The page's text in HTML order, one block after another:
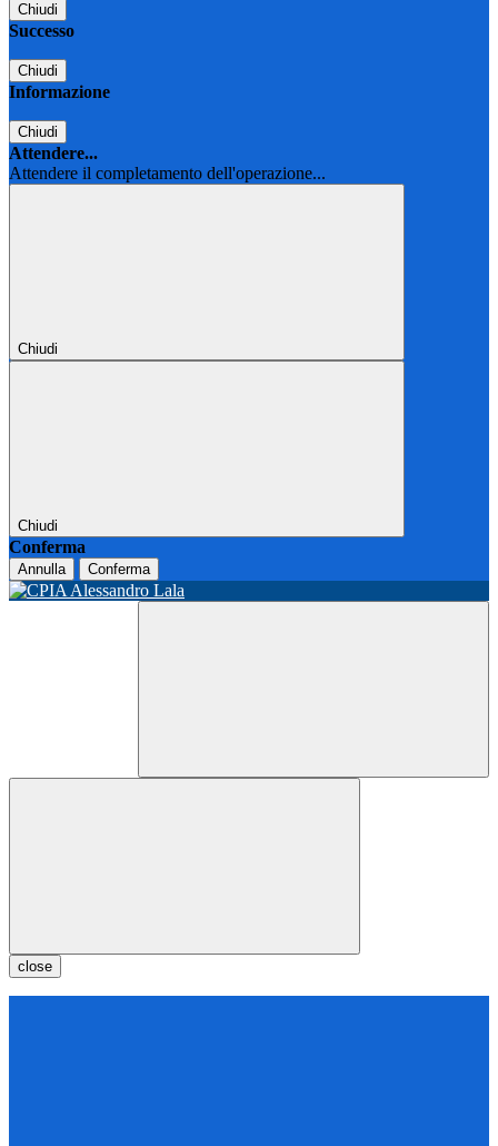
Chiudi
Successo
Chiudi
Informazione
Chiudi
Attendere...
Attendere il completamento dell'operazione...
Chiudi
Chiudi
Conferma
Annulla Conferma
close